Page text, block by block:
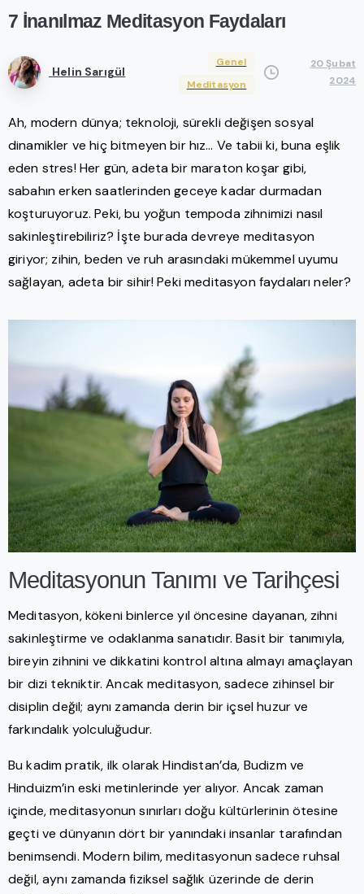
7 İnanılmaz Meditasyon Faydaları
Helin Sarıgül
Genel
Meditasyon
20 Şubat
2024
Ah, modern dünya; teknoloji, sürekli değişen sosyal
dinamikler ve hiç bitmeyen bir hız… Ve tabii ki, buna eşlik
eden stres! Her gün, adeta bir maraton koşar gibi,
sabahın erken saatlerinden geceye kadar durmadan
koşturuyoruz. Peki, bu yoğun tempoda zihnimizi nasıl
sakinleştirebiliriz? İşte burada devreye meditasyon
giriyor; zihin, beden ve ruh arasındaki mükemmel uyumu
sağlayan, adeta bir sihir! Peki meditasyon faydaları neler?
Meditasyonun Tanımı ve Tarihçesi
Meditasyon, kökeni binlerce yıl öncesine dayanan, zihni
sakinleştirme ve odaklanma sanatıdır. Basit bir tanımıyla,
bireyin zihnini ve dikkatini kontrol altına almayı amaçlayan
bir dizi tekniktir. Ancak meditasyon, sadece zihinsel bir
disiplin değil; aynı zamanda derin bir içsel huzur ve
farkındalık yolculuğudur.
Bu kadim pratik, ilk olarak Hindistan’da, Budizm ve
Hinduizm’in eski metinlerinde yer alıyor. Ancak zaman
içinde, meditasyonun sınırları doğu kültürlerinin ötesine
geçti ve dünyanın dört bir yanındaki insanlar tarafından
benimsendi. Modern bilim, meditasyonun sadece ruhsal
değil, aynı zamanda fiziksel sağlık üzerinde de derin